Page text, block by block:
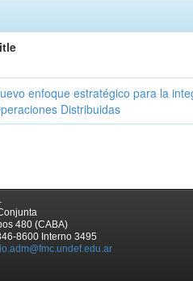
enfoque estratégico para la
Distribuidas
480 (CABA)
8600 Interno 3495